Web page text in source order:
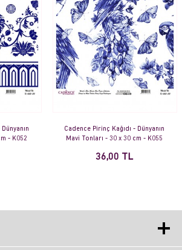
- K052
Cadence Pirinç Kağıdı - Dünyanın
Mavi Tonları - 30 x 30 cm - K055
36,00 TL